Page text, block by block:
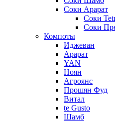
Соки Арарат
Соки
Соки
Компоты
Иджеван
Арарат
YAN
Ноян
Агроянс
Прошян Фуд
Витал
te Gusto
Шамб